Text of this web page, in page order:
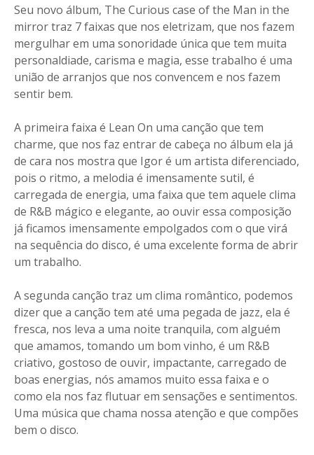
Seu novo álbum, The Curious case of the Man in the
mirror traz 7 faixas que nos eletrizam, que nos fazem
mergulhar em uma sonoridade única que tem muita
personaldiade, carisma e magia, esse trabalho é uma
união de arranjos que nos convencem e nos fazem
sentir bem.
A primeira faixa é Lean On uma canção que tem
charme, que nos faz entrar de cabeça no álbum ela já
de cara nos mostra que Igor é um artista diferenciado,
pois o ritmo, a melodia é imensamente sutil, é
carregada de energia, uma faixa que tem aquele clima
de R&B mágico e elegante, ao ouvir essa composição
já ficamos imensamente empolgados com o que virá
na sequência do disco, é uma excelente forma de abrir
um trabalho.
A segunda canção traz um clima romântico, podemos
dizer que a canção tem até uma pegada de jazz, ela é
fresca, nos leva a uma noite tranquila, com alguém
que amamos, tomando um bom vinho, é um R&B
criativo, gostoso de ouvir, impactante, carregado de
boas energias, nós amamos muito essa faixa e o
como ela nos faz flutuar em sensações e sentimentos.
Uma música que chama nossa atenção e que compões
bem o disco.